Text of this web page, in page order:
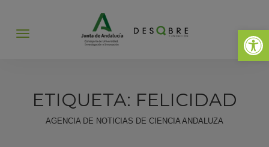
Abrir
Abrir
ETIQUETA: FELICIDAD
AGENCIA DE NOTICIAS DE CIENCIA ANDALUZA